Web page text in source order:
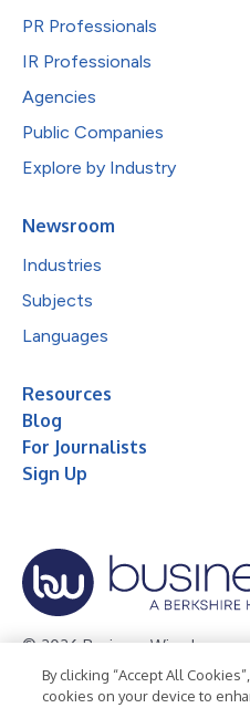
PR Professionals
IR Professionals
Agencies
Public Companies
Explore by Industry
Newsroom
Industries
Subjects
Languages
Resources
Blog
For Journalists
Sign Up
© 2026 Business Wire, Inc.
Privacy Policy Cookie Policy
By clicking “Accept All
cookies on your device to